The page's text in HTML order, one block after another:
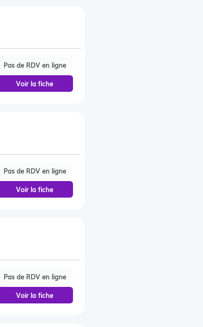
Pas de RDV en ligne
Voir la fiche
Pas de RDV en ligne
Voir la fiche
Pas de RDV en ligne
Voir la fiche